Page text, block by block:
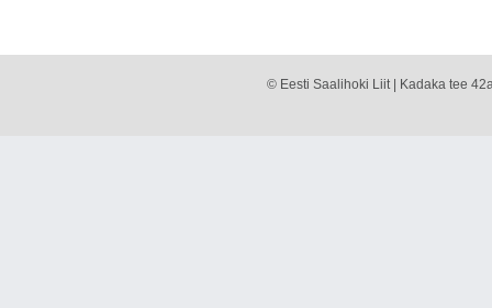
© Eesti Saalihoki Liit | Kadaka tee